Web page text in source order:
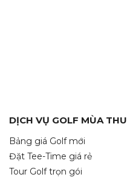
DỊCH VỤ GOLF MÙA THU
Bảng giá Golf mới
Đặt Tee-Time giá rẻ
Tour Golf trọn gói